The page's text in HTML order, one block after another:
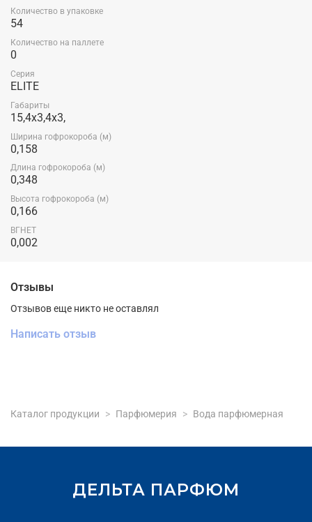
Количество в упаковке
54
Количество на паллете
0
Серия
ELITE
Габариты
15,4x3,4x3,
Ширина гофрокороба (м)
0,158
Длина гофрокороба (м)
0,348
Высота гофрокороба (м)
0,166
ВГНЕТ
0,002
Отзывы
Отзывов еще никто не оставлял
Написать отзыв
Каталог продукции Парфюмерия Вода парфюмерная
ДЕЛЬТА ПАРФЮМ